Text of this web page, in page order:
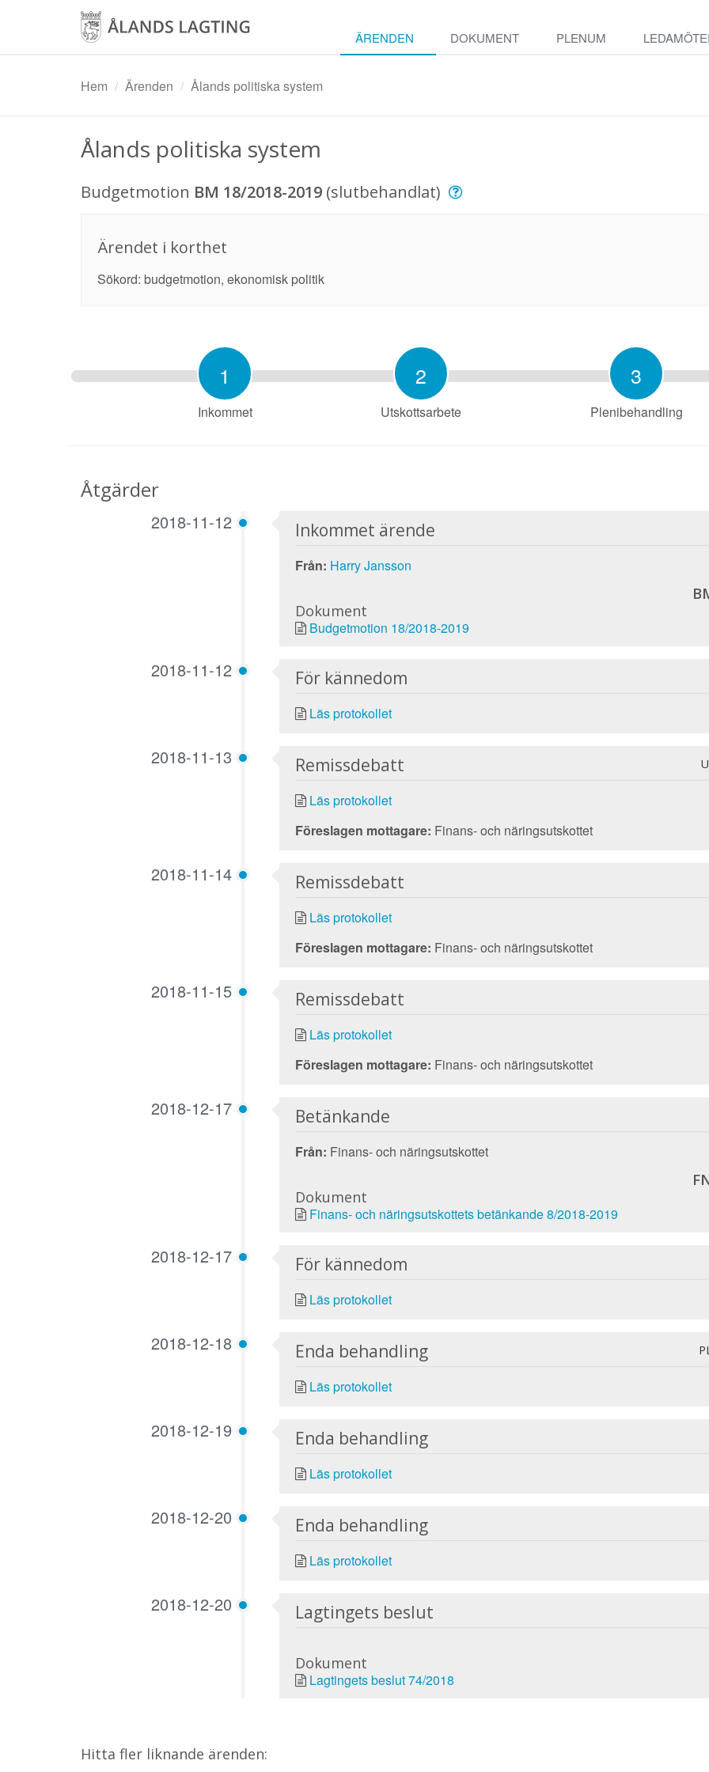
ÄRENDEN DOKUMENT PLENUM
Hem Ärenden Ålands politiska system
Ålands politiska system
Budgetmotion BM 18/2018-2019 (slutbehandlat)
Ärendet i korthet
Sökord: budgetmotion, ekonomisk politik
1
Inkommet
2
Utskottsarbete
3
Plenibehandling
Åtgärder
2018-11-12 Inkommet ärende
Från: Harry Jansson
Dokument
Budgetmotion 18/2018-2019
2018-11-12 För kännedom
Läs protokollet
2018-11-13 Remissdebatt
Läs protokollet
Föreslagen mottagare: Finans- och näringsutskottet
2018-11-14 Remissdebatt
Läs protokollet
Föreslagen mottagare: Finans- och näringsutskottet
2018-11-15 Remissdebatt
Läs protokollet
Föreslagen mottagare: Finans- och näringsutskottet
2018-12-17 Betänkande
Från: Finans- och näringsutskottet
Dokument
Finans- och näringsutskottets betänkande 8/2018-2019
2018-12-17 För kännedom
Läs protokollet
2018-12-18 Enda behandling
Läs protokollet
2018-12-19 Enda behandling
Läs protokollet
2018-12-20 Enda behandling
Läs protokollet
2018-12-20 Lagtingets beslut
Dokument
Lagtingets beslut 74/2018
Hitta fler liknande ärenden: